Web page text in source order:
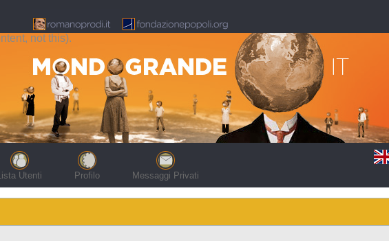
not this).
Utenti Profilo Messaggi Privati